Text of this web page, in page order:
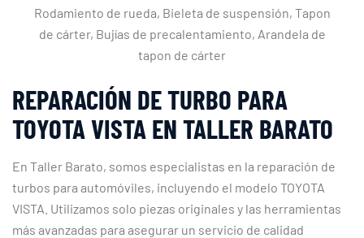
Rodamiento de rueda, Bieleta de suspensión, Tapon
de cárter, Bujías de precalentamiento, Arandela de
tapon de cárter
REPARACIÓN DE TURBO PARA
TOYOTA VISTA EN TALLER BARATO
En Taller Barato, somos especialistas en la reparación de
turbos para automóviles, incluyendo el modelo TOYOTA
VISTA. Utilizamos solo piezas originales y las herramientas
más avanzadas para asegurar un servicio de calidad